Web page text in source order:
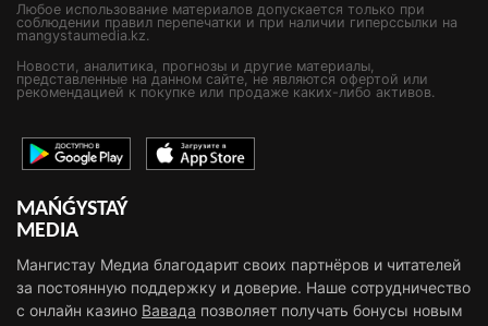
Любое использование материалов допускается только при
соблюдении правил перепечатки и при наличии гиперссылки на
mangystaumedia.kz.
Новости, аналитика, прогнозы и другие материалы,
представленные на данном сайте, не являются офертой или
рекомендацией к покупке или продаже каких-либо активов.
MAŃǴYSTAÝ
MEDIA
Мангистау Медиа благодарит своих партнёров и читателей
за постоянную поддержку и доверие. Наше сотрудничество
с онлайн казино Вавада позволяет получать бонусы новым